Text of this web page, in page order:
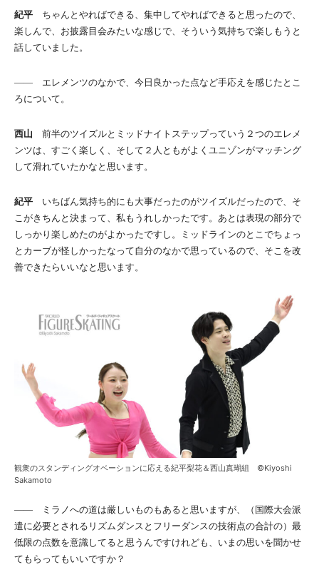
紀平 ちゃんとやればできる、集中してやればできると思ったので、
楽しんで、お披露目会みたいな感じで、そういう気持ちで楽しもうと
話していました。
―― エレメンツのなかで、今日良かった点など手応えを感じたとこ
ろについて。
西山 前半のツイズルとミッドナイトステップっていう２つのエレメ
ンツは、すごく楽しく、そして２人ともがよくユニゾンがマッチング
して滑れていたかなと思います。
紀平 いちばん気持ち的にも大事だったのがツイズルだったので、そ
こがきちんと決まって、私もうれしかったです。あとは表現の部分で
しっかり楽しめたのがよかったですし。ミッドラインのとこでちょっ
とカーブが怪しかったなって自分のなかで思っているので、そこを改
善できたらいいなと思います。
観衆のスタンディングオベーションに応える紀平梨花＆西山真瑚組 ©Kiyoshi
Sakamoto
―― ミラノへの道は厳しいものもあると思いますが、（国際大会派
遣に必要とされるリズムダンスとフリーダンスの技術点の合計の）最
低限の点数を意識してると思うんですけれども、いまの思いを聞かせ
てもらってもいいですか？